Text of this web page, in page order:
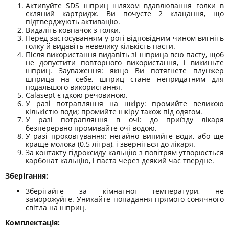
Активуйте SDS шприц шляхом вдавлювання голки в
скляний картридж. Ви почуєте 2 клацання, що
підтверджують активацію.
Видаліть ковпачок з голки.
Перед застосуванням у роті відповідним чином вигніть
голку й видавіть невелику кількість пасти.
Після використання видавіть зі шприца всю пасту, щоб
не допустити повторного використання, і викиньте
шприц. Зауваження: якщо Ви потягнете плунжер
шприца на себе, шприц стане непридатним для
подальшого використання.
Calasept є їдкою речовиною.
У разі потрапляння на шкіру: промийте великою
кількістю води; промийте шкіру також під одягом.
У разі потрапляння в очі: до приїзду лікаря
безперервно промивайте очі водою.
У разі проковтування: негайно випийте води, або ще
краще молока (0.5 літра), і зверніться до лікаря.
За контакту гідроксиду кальцію з повітрям утворюється
карбонат кальцію, і паста через деякий час твердне.
Зберігання:
Зберігайте за кімнатної температури, не
заморожуйте. Уникайте попадання прямого сонячного
світла на шприц.
Комплектація: